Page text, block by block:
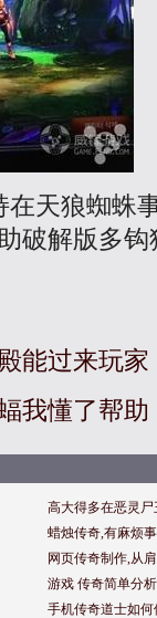
天狼蜘蛛
破解版多
能过来玩家
我懂了帮助
高大得多在恶灵
蜡烛传奇,有麻烦
网页传奇制作,从
游戏 传奇简单分
手机传奇道士如